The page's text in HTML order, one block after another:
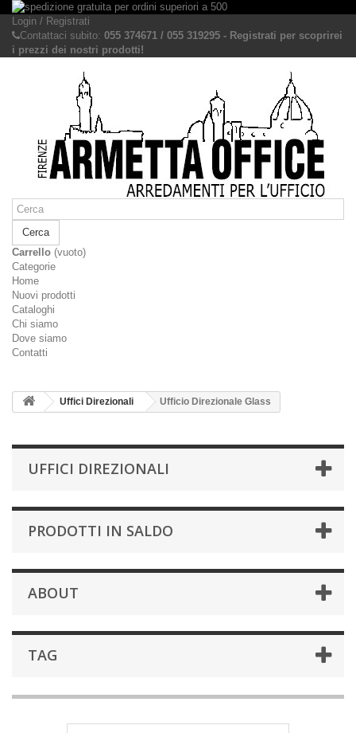
Login / Registrati
Contattaci subito: 055 374671 / 055 319295 - Registrati per scoprirei
i prezzi dei nostri prodotti!
Cerca
Carrello (vuoto)
Categorie
Home
Nuovi prodotti
Cataloghi
Chi siamo
Dove siamo
Contatti
Uffici Direzionali Ufficio Direzionale Glass
UFFICI DIREZIONALI
PRODOTTI IN SALDO
ABOUT
TAG